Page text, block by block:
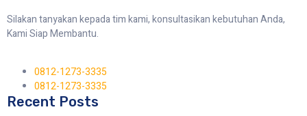
Silakan tanyakan kepada tim kami, konsultasikan kebutuhan Anda,
Kami Siap Membantu.
0812-1273-3335
0812-1273-3335
Recent Posts